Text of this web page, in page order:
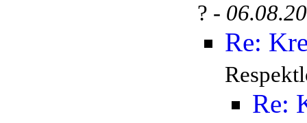
? -
Re:
Re: